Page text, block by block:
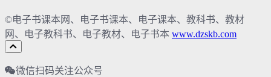
©电子书课本网、电子书课本、电子课本、教科书、教材
网、电子教科书、电子教材、电子书本 www.dzskb.com
微信扫码关注公众号